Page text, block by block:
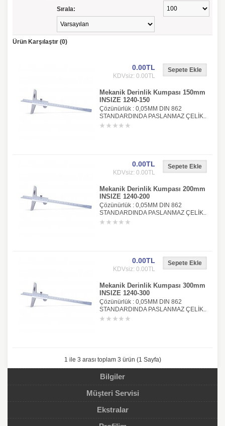
Sırala:
Ürün Karşılaştır (0)
0.00TL
KDVsiz: 0.00TL
Mekanik Derinlik Kumpası 150mm
INSIZE 1240-150
Çözünürlük : 0,05MM DIN 862
STANDARDINDA PASLANMAZ ÇELİK..
0.00TL
KDVsiz: 0.00TL
Mekanik Derinlik Kumpası 200mm
INSIZE 1240-200
Çözünürlük : 0,05MM DIN 862
STANDARDINDA PASLANMAZ ÇELİK..
0.00TL
KDVsiz: 0.00TL
Mekanik Derinlik Kumpası 300mm
INSIZE 1240-300
Çözünürlük : 0,05MM DIN 862
STANDARDINDA PASLANMAZ ÇELİK..
1 ile 3 arası toplam 3 ürün (1 Sayfa)
Bilgiler
Müşteri Servisi
Ekstralar